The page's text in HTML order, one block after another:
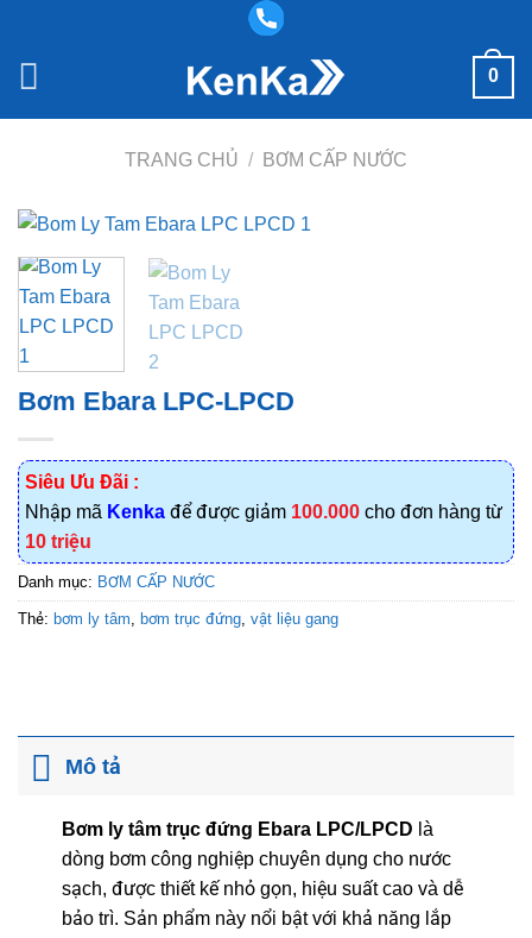
0
TRANG CHỦ / BƠM CẤP NƯỚC
Bơm Ebara LPC-LPCD
Siêu Ưu Đãi :
Nhập mã Kenka để được giảm 100.000 cho đơn hàng từ
10 triệu
Danh mục: BƠM CẤP NƯỚC
Thẻ: bơm ly tâm, bơm trục đứng, vật liệu gang
Mô tả
Bơm ly tâm trục đứng Ebara LPC/LPCD là
dòng bơm công nghiệp chuyên dụng cho nước
sạch, được thiết kế nhỏ gọn, hiệu suất cao và dễ
bảo trì. Sản phẩm này nổi bật với khả năng lắp